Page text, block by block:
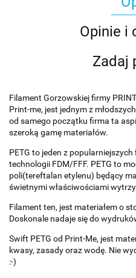
Opinie i
Zadaj
Filament Gorzowskiej firmy
Print-me, jest jednym z
od samego początku firma ta
szeroką gamę materiałów.
PETG to jeden z
technologii FDM/FFF. PETG to
poli(tereftalan etylenu) będący
świetnymi właściwościami
Filament ten, jest materiałem o
Doskonale nadaje się do
Swift PETG od Print-Me, jest
kwasy, zasady oraz wodę. Nie
:-)